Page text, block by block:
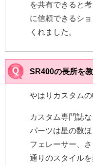
を共有できると
に信頼できるシ
くれました。
SR400の長所を教
やはりカスタムの
カスタム専門誌
パーツは星の数
フェレーサー、
通りのスタイル